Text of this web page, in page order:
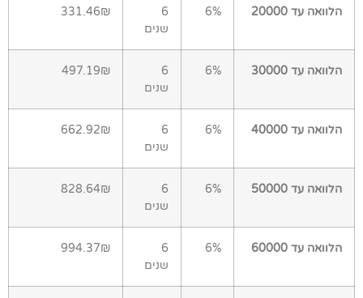
הלוואה עד 20000 6%
6
שנים
331.46₪
הלוואה עד 30000 6%
6
שנים
497.19₪
הלוואה עד 40000 6%
6
שנים
662.92₪
הלוואה עד 50000 6%
6
שנים
828.64₪
הלוואה עד 60000 6%
6
שנים
994.37₪